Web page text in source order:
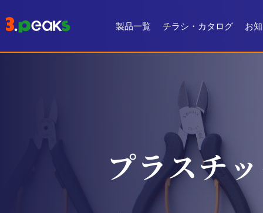
製品一覧
チラシ・カタログ
お
プラスチ